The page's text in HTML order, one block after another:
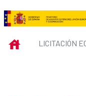
Skip to Main Content
Licitación
INICIO